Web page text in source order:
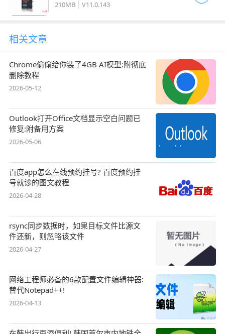
210MB V11.0.143
相关文章
Chrome偷偷给你装了4GB AI模型:附彻底
删除教程
2026-05-12
Outlook打开Office文档显示空白问题已
修复:附备用方案
2026-05-06
百度app怎么在线预约挂号? 百度预约挂
号就诊的图文教程
2026-04-28
rsync同步数据时，如果目标文件比源文
件还新，则忽略该文件
2026-04-27
网络工程师必备的6款配置文件编辑神器:
替代Notepad++!
2026-04-13